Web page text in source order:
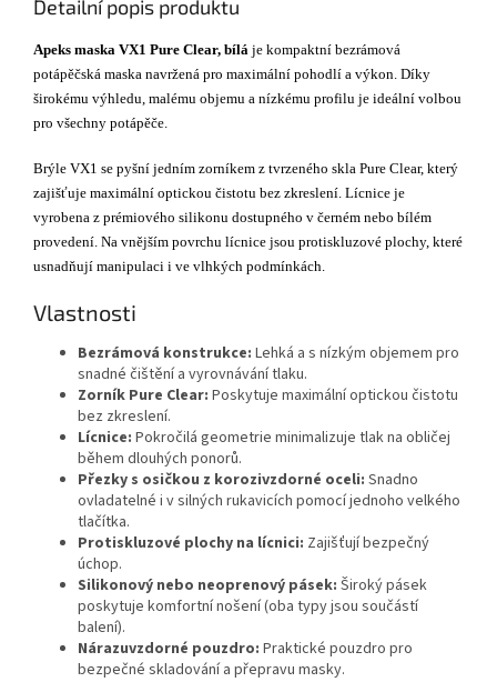
Detailní popis produktu
Apeks maska VX1 Pure Clear, bílá je kompaktní bezrámová
potápěčská maska navržená pro maximální pohodlí a výkon. Díky
širokému výhledu, malému objemu a nízkému profilu je ideální volbou
pro všechny potápěče.
Brýle VX1 se pyšní jedním zorníkem z tvrzeného skla Pure Clear, který
zajišťuje maximální optickou čistotu bez zkreslení. Lícnice je
vyrobena z prémiového silikonu dostupného v černém nebo bílém
provedení. Na vnějším povrchu lícnice jsou protiskluzové plochy, které
usnadňují manipulaci i ve vlhkých podmínkách.
Vlastnosti
Bezrámová konstrukce: Lehká a s nízkým objemem pro
snadné čištění a vyrovnávání tlaku.
Zorník Pure Clear: Poskytuje maximální optickou čistotu
bez zkreslení.
Lícnice: Pokročilá geometrie minimalizuje tlak na obličej
během dlouhých ponorů.
Přezky s osičkou z korozivzdorné oceli: Snadno
ovladatelné i v silných rukavicích pomocí jednoho velkého
tlačítka.
Protiskluzové plochy na lícnici: Zajišťují bezpečný
úchop.
Silikonový nebo neoprenový pásek: Široký pásek
poskytuje komfortní nošení (oba typy jsou součástí
balení).
Nárazuvzdorné pouzdro: Praktické pouzdro pro
bezpečné skladování a přepravu masky.